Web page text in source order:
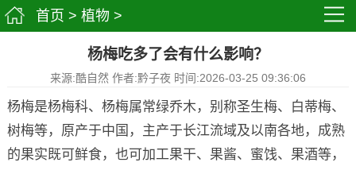
首页 > 植物 >
杨梅吃多了会有什么影响？
来源:酷自然 作者:黔子夜 时间:2026-03-25 09:36:06
杨梅是杨梅科、杨梅属常绿乔木，别称圣生梅、白蒂梅、
树梅等，原产于中国，主产于长江流域及以南各地，成熟
的果实既可鲜食，也可加工果干、果酱、蜜饯、果酒等，